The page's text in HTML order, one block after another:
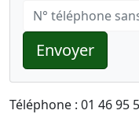
Envoyer
Téléphone : 01 46 95